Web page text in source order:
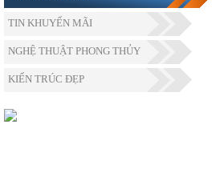
TIN KHUYẾN MÃI
NGHỆ THUẬT PHONG THỦY
KIẾN TRÚC ĐẸP